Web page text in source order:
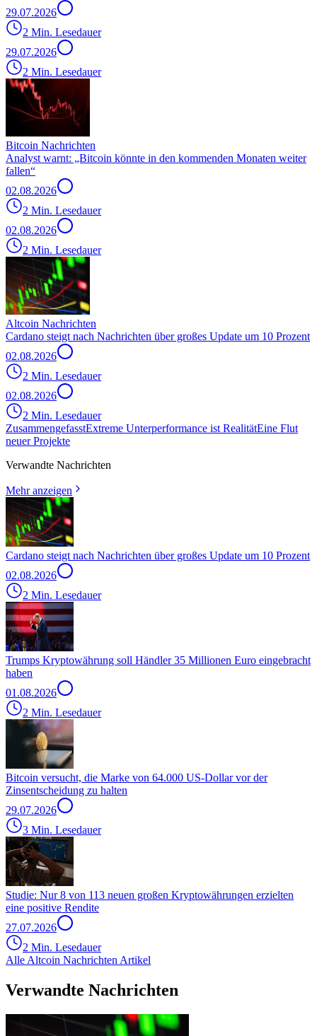
29.07.2026
2 Min. Lesedauer
29.07.2026
2 Min. Lesedauer
Bitcoin Nachrichten
Analyst warnt: „Bitcoin könnte in den kommenden Monaten weiter
fallen“
02.08.2026
2 Min. Lesedauer
02.08.2026
2 Min. Lesedauer
Altcoin Nachrichten
Cardano steigt nach Nachrichten über großes Update um 10 Prozent
02.08.2026
2 Min. Lesedauer
02.08.2026
2 Min. Lesedauer
ZusammengefasstExtreme Unterperformance ist RealitätEine Flut
neuer Projekte
Verwandte Nachrichten
Mehr anzeigen
Cardano steigt nach Nachrichten über großes Update um 10 Prozent
02.08.2026
2 Min. Lesedauer
Trumps Kryptowährung soll Händler 35 Millionen Euro eingebracht
haben
01.08.2026
2 Min. Lesedauer
Bitcoin versucht, die Marke von 64.000 US-Dollar vor der
Zinsentscheidung zu halten
29.07.2026
3 Min. Lesedauer
Studie: Nur 8 von 113 neuen großen Kryptowährungen erzielten
eine positive Rendite
27.07.2026
2 Min. Lesedauer
Alle Altcoin Nachrichten Artikel
Verwandte Nachrichten